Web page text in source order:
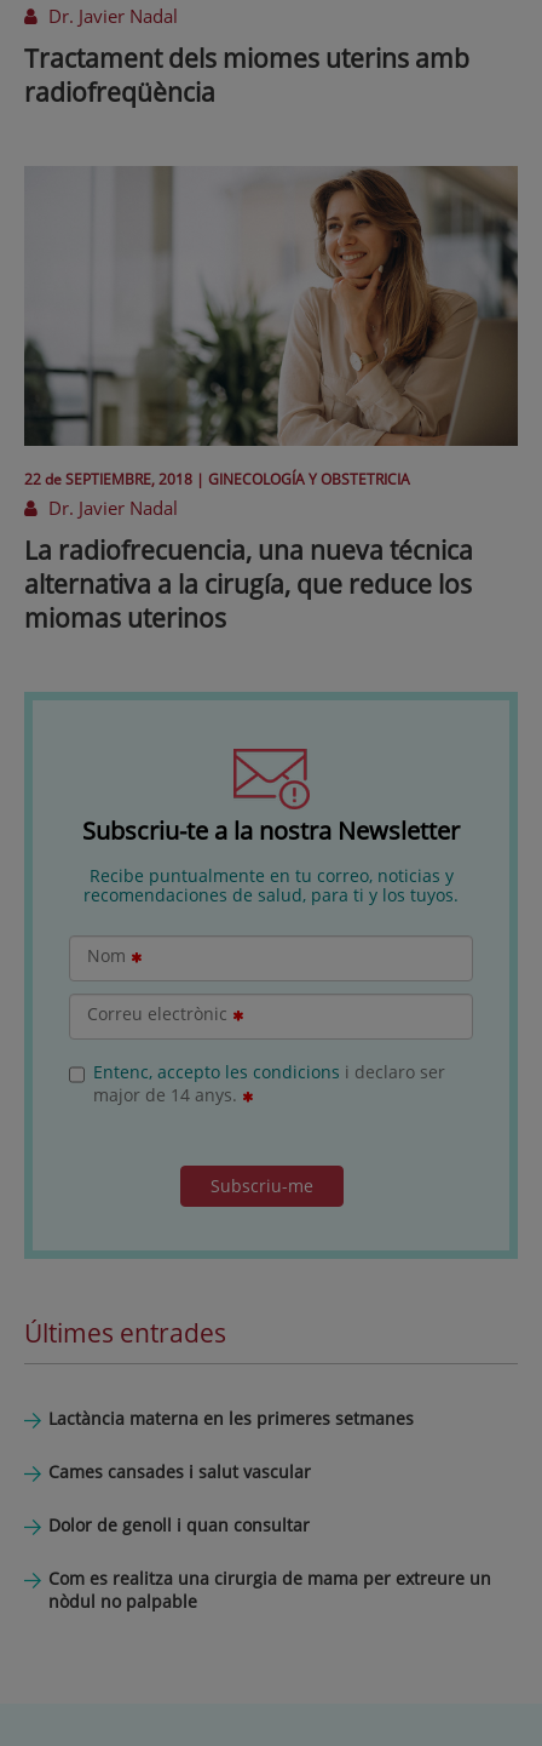
Dr. Javier Nadal
Tractament dels miomes uterins amb
radiofreqüència
22 deSEPTIEMBRE, 2018 | GINECOLOGÍA Y OBSTETRICIA
Dr. Javier Nadal
La radiofrecuencia, una nueva técnica
alternativa a la cirugía, que reduce los
miomas uterinos
Subscriu-te a la nostra Newsletter
Recibe puntualmente en tu correo, noticias y
recomendaciones de salud, para ti y los tuyos.
Nom
Correu electrònic
Entenc, accepto les condicions i declaro ser
major de 14 anys.
Subscriu-me
Últimes entrades
Lactància materna en les primeres setmanes
Cames cansades i salut vascular
Dolor de genoll i quan consultar
Com es realitza una cirurgia de mama per extreure un
nòdul no palpable